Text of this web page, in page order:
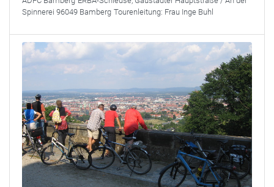
Spinnerei 96049 Bamberg Tourenleitung: Frau Inge Buhl